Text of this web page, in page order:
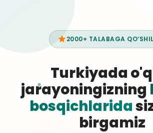
2000+ TALABAGA
Turkiyada
jarayoningizning
bosqichlarida
birgamiz